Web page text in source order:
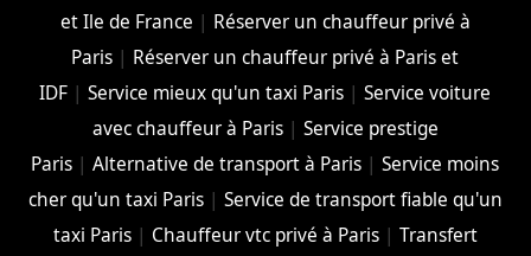
et Ile de France | Réserver un chauffeur privé à
Paris | Réserver un chauffeur privé à Paris et
IDF |Service mieux qu'un taxi Paris |Service voiture
avec chauffeur à Paris| Service prestige
Paris |Alternative de transport à Paris |Service moins
cher qu'un taxi Paris| Service de transport fiable qu'un
taxi Paris| Chauffeur vtc privé à Paris| Transfert